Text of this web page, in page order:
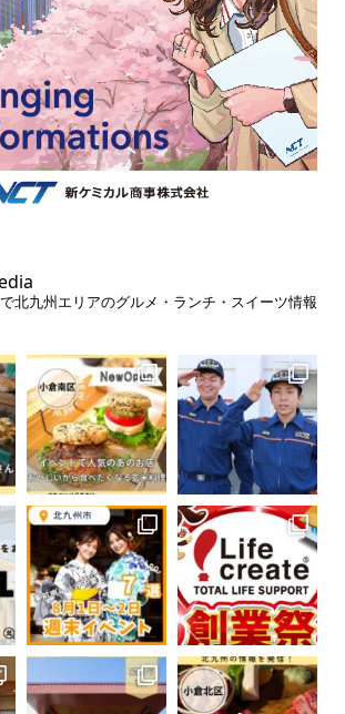
北九州エリアのグルメ・ランチ・スイーツ情報